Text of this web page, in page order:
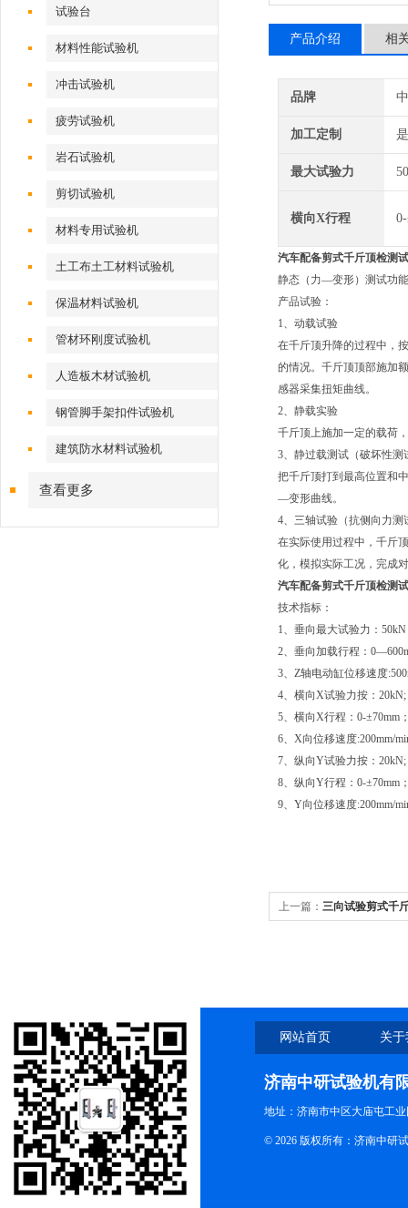
试验台
材料性能试验机
冲击试验机
疲劳试验机
岩石试验机
剪切试验机
材料专用试验机
土工布土工材料试验机
保温材料试验机
管材环刚度试验机
人造板木材试验机
钢管脚手架扣件试验机
建筑防水材料试验机
查看更多
产品介绍 相
品牌
加工定制 是
最大试验力
横向X行程
汽车配备剪式千斤顶检测
静态（力—变形）测试功
产品试验：
1、动载试验
在千斤顶升降的过程中，
的情况。千斤顶顶部施加
感器采集扭矩曲线。
2、静载实验
千斤顶上施加一定的载荷
3、静过载测试（破坏性测
把千斤顶打到最高位置和
—变形曲线。
4、三轴试验（抗侧向力测
在实际使用过程中，千斤
化，模拟实际工况，完成
汽车配备剪式千斤顶检测
技术指标：
1、垂向最大试验力：
2、垂向加载行程：
3、Z轴电动缸位移速度
4、横向X试验力按：20kN;
5、横向X行程：0-±70mm
6、X向位移速度:200mm/
7、纵向Y试验力按：20kN;
8、纵向Y行程：0-±70mm
9、Y向位移速度:200mm/
上一篇： 三向试验剪式千
网站首页 关
济南中研试验机有
地址：济南市中区大庙屯工
© 2026 版权所有：济南中研